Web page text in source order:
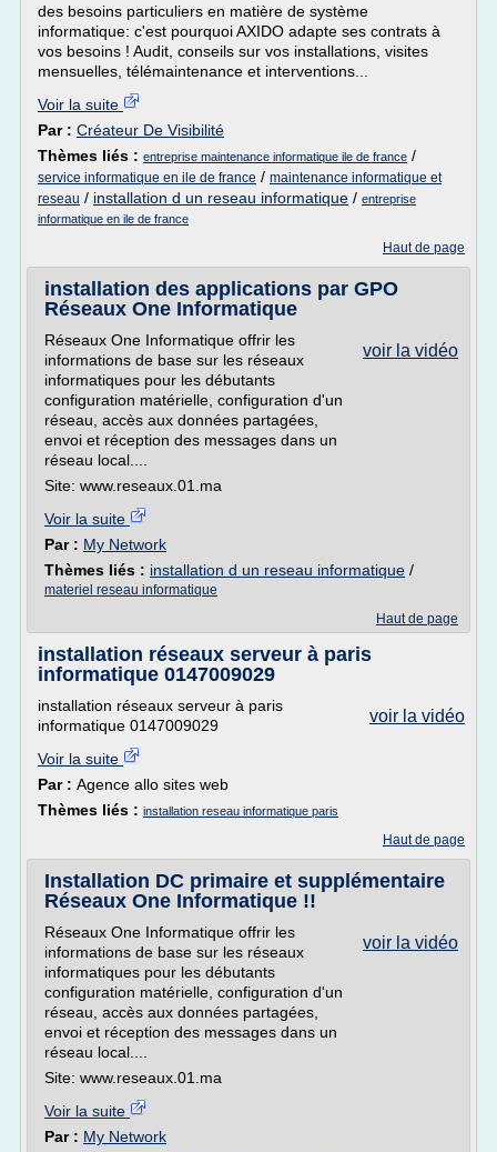
des besoins particuliers en matière de système
informatique: c'est pourquoi AXIDO adapte ses contrats à
vos besoins ! Audit, conseils sur vos installations, visites
mensuelles, télémaintenance et interventions...
Voir la suite
Par : Créateur De Visibilité
Thèmes liés : entreprise maintenance informatique ile de france /
service informatique en ile de france / maintenance informatique et
reseau / installation d un reseau informatique / entreprise
informatique en ile de france
Haut de page
installation des applications par GPO
Réseaux One Informatique
voir la vidéo
Réseaux One Informatique offrir les
informations de base sur les réseaux
informatiques pour les débutants
configuration matérielle, configuration d'un
réseau, accès aux données partagées,
envoi et réception des messages dans un
réseau local....
Site: www.reseaux.01.ma
Voir la suite
Par : My Network
Thèmes liés : installation d un reseau informatique /
materiel reseau informatique
Haut de page
installation réseaux serveur à paris
informatique 0147009029
voir la vidéo
installation réseaux serveur à paris
informatique 0147009029
Voir la suite
Par : Agence allo sites web
Thèmes liés : installation reseau informatique paris
Haut de page
Installation DC primaire et supplémentaire
Réseaux One Informatique !!
voir la vidéo
Réseaux One Informatique offrir les
informations de base sur les réseaux
informatiques pour les débutants
configuration matérielle, configuration d'un
réseau, accès aux données partagées,
envoi et réception des messages dans un
réseau local....
Site: www.reseaux.01.ma
Voir la suite
Par : My Network